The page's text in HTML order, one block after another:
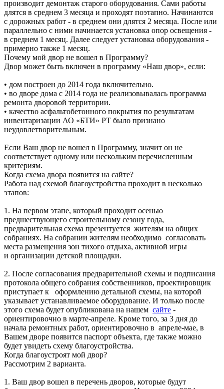
производит демонтаж старого оборудования. Сами работы
длятся в среднем 3 месяца и проходят поэтапно. Начинаются
с дорожных работ - в среднем они длятся 2 месяца. После или
параллельно с ними начинается установка опор освещения -
в среднем 1 месяц. Далее следует установка оборудования -
примерно также 1 месяц.
Почему мой двор не вошел в Программу?
Двор может быть включен в программу «Наш двор», если:
• дом построен до 2014 года включительно.
• во дворе дома с 2014 года не реализовывалась программа
ремонта дворовой территории.
• качество асфальтобетонного покрытия по результатам
инвентаризации АО «БТИ» РТ было признано
неудовлетворительным.
Если Ваш двор не вошел в Программу, значит он не
соответствует одному или нескольким перечисленным
критериям.
Когда схема двора появится на сайте?
Работа над схемой благоустройства проходит в несколько
этапов:
1. На первом этапе, который проходит осенью
предшествующего строительному сезону года,
предварительная схема презентуется жителям на общих
собраниях. На собрании жителям необходимо согласовать
места размещения зон тихого отдыха, активной игры
и организации детской площадки.
2. После согласования предварительной схемы и подписания
протокола общего собрания собственников, проектировщик
приступает к оформлению детальной схемы, на которой
указывает устанавливаемое оборудование. И только после
этого схема будет опубликована на нашем сайте -
ориентировочно в марте-апреле. Кроме того, за 3 дня до
начала ремонтных работ, ориентировочно в апреле-мае, в
Вашем дворе появится паспорт объекта, где также можно
будет увидеть схему благоустройства.
Когда благоустроят мой двор?
Рассмотрим 2 варианта.
1. Ваш двор вошел в перечень дворов, которые будут